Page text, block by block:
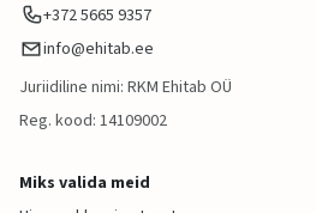
+372 5665 9357
info@ehitab.ee
Juriidiline nimi: RKM Ehitab OÜ
Reg. kood: 14109002
Miks valida meid